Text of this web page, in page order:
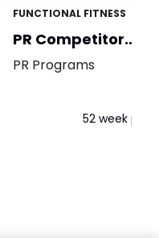
FUNCTIONAL FITNESS
PR Competitor
program
PR Programs
52 week